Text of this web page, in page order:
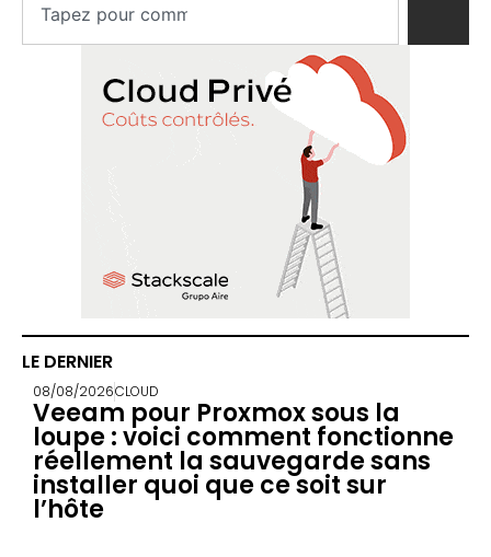
LE DERNIER
08/08/2026CLOUD
Veeam pour Proxmox sous la
loupe : voici comment fonctionne
réellement la sauvegarde sans
installer quoi que ce soit sur
l’hôte